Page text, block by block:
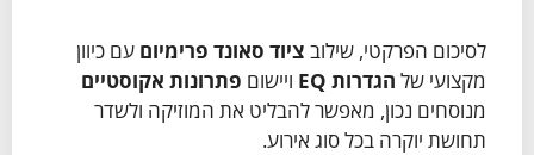
לסיכום הפרקטי, שילוב ציוד סאונד פרימיום עם כיוון
מקצועי של הגדרות EQ ויישום פתרונות אקוסטיים
מנוסחים נכון, מאפשר להבליט את המוזיקה ולשדר
תחושת יוקרה בכל סוג אירוע.